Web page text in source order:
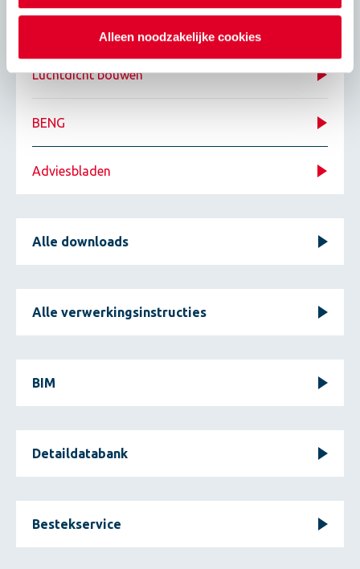
Alleen noodzakelijke cookies
Luchtdicht bouwen
BENG
Adviesbladen
Alle downloads
Alle verwerkingsinstructies
BIM
Detaildatabank
Bestekservice